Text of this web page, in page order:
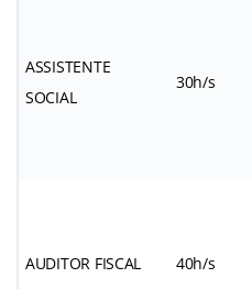
ASSISTENTE
SOCIAL
30h/s
AUDITOR FISCAL 40h/s